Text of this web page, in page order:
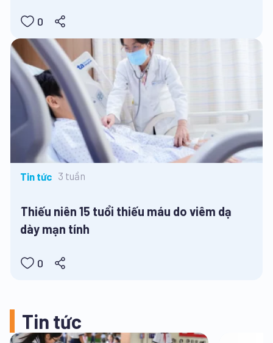
0
Tin tức 3 tuần
Thiếu niên 15 tuổi thiếu máu do viêm dạ
dày mạn tính
0
Tin tức